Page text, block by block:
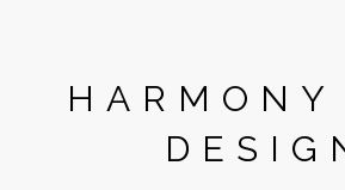
HARMONY